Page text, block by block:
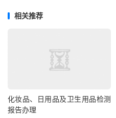
相关推荐
化妆品、日用品及卫生用品检测
报告办理